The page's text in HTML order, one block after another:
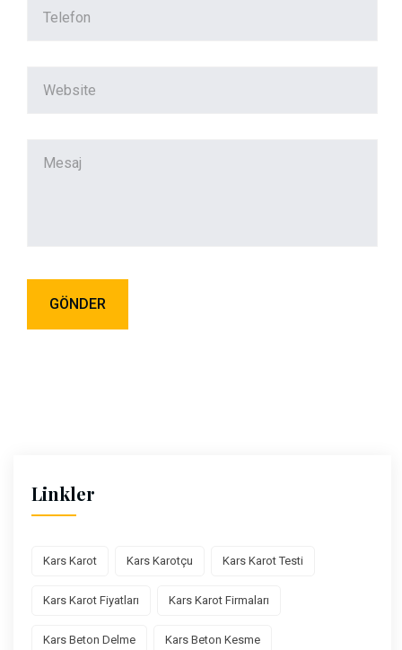
Linkler
Kars Karot Kars Karotçu Kars Karot Testi
Kars Karot Fiyatları Kars Karot Firmaları
Kars Beton Delme Kars Beton Kesme